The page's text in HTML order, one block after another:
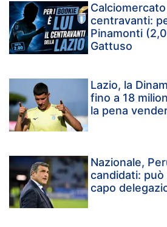
centravanti:
Pinamonti
Gattuso
Lazio, la
fino a 18
la pena
Nazionale,
candidati:
capo